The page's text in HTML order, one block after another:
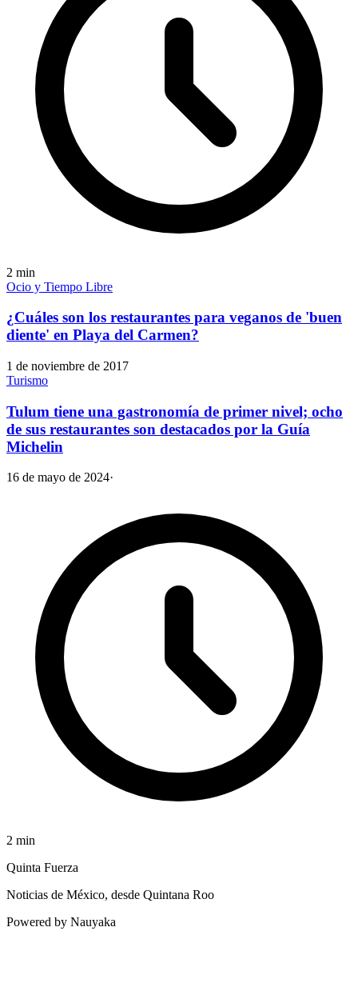
2 min
Ocio y Tiempo Libre
¿Cuáles son los restaurantes para veganos de 'buen
diente' en Playa del Carmen?
1 de noviembre de 2017
Turismo
Tulum tiene una gastronomía de primer nivel; ocho
de sus restaurantes son destacados por la Guía
Michelin
16 de mayo de 2024·
2 min
Quinta Fuerza
Noticias de México, desde Quintana Roo
Powered by Nauyaka